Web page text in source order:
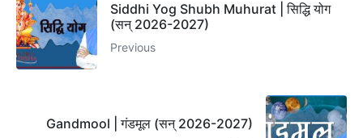
Siddhi Yog Shubh Muhurat | सिद्धि योग
(सन् 2026-2027)
Previous
Gandmool | गंडमूल (सन् 2026-2027)